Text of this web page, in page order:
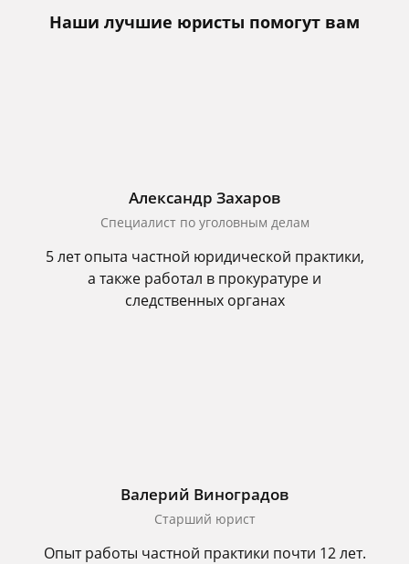
Наши лучшие юристы помогут вам
Александр Захаров
Специалист по уголовным делам
5 лет опыта частной юридической практики,
а также работал в прокуратуре и
следственных органах
Валерий Виноградов
Старший юрист
Опыт работы частной практики почти 12 лет.